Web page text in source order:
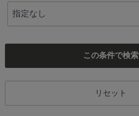
この条件で検索
リセット